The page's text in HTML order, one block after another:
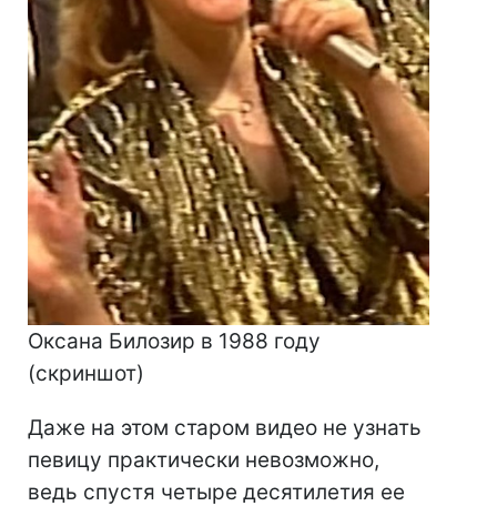
Оксана Билозир в 1988 году
(скриншот)
Даже на этом старом видео не узнать
певицу практически невозможно,
ведь спустя четыре десятилетия ее